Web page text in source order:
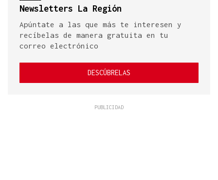
Newsletters La Región
Apúntate a las que más te interesen y
recíbelas de manera gratuita en tu
correo electrónico
DESCÚBRELAS